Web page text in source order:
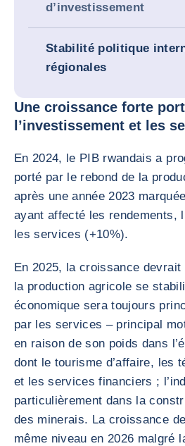
d’investissement
Stabilité politique
régionales
Une croissance forte
l’investissement et les
En 2024, le PIB rwandais a
porté par le rebond de la
après une année 2023
ayant affecté les rendements,
les services (+10%).
En 2025, la croissance
la production agricole se
économique sera toujours
par les services – principal
en raison de son poids dans
dont le tourisme d’affaire, les
et les services financiers ;
particulièrement dans la
des minerais. La croissance
même niveau en 2026 malgré